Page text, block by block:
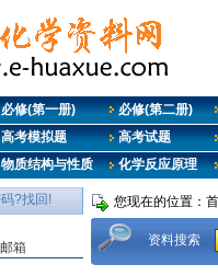
必修(第一册) 必修(第二册)
高考模拟题 高考试题
物质结构与性质 化学反应原理
您现在的位置：
资料搜索